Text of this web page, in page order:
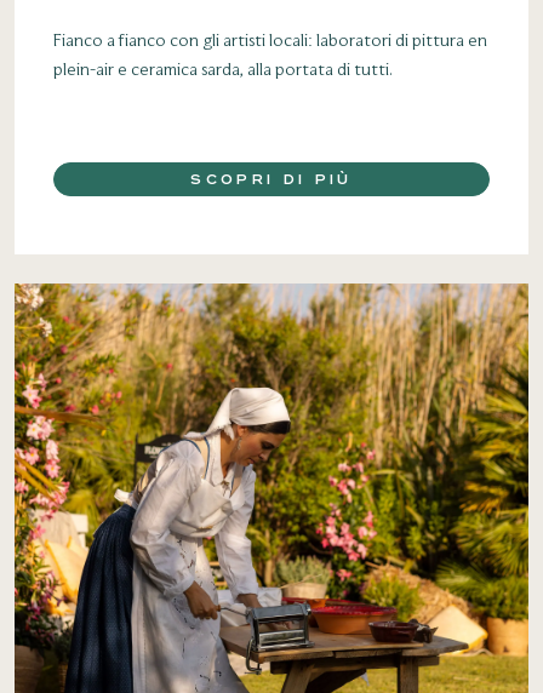
Fianco a fianco con gli artisti locali: laboratori di pittura en
plein-air e ceramica sarda, alla portata di tutti.
SCOPRI DI PIÙ